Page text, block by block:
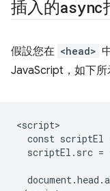
插入的async
假設您在 <head>
JavaScript，如下所
<script>
const scriptEl
scriptEl.src =